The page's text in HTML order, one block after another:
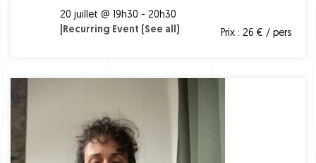
20 juillet @ 19h30 - 20h30
Recurring Event (See all) Prix : 26 € / pers